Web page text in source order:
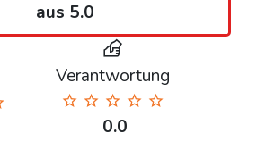
aus 5.0
Verantwortung
0.0